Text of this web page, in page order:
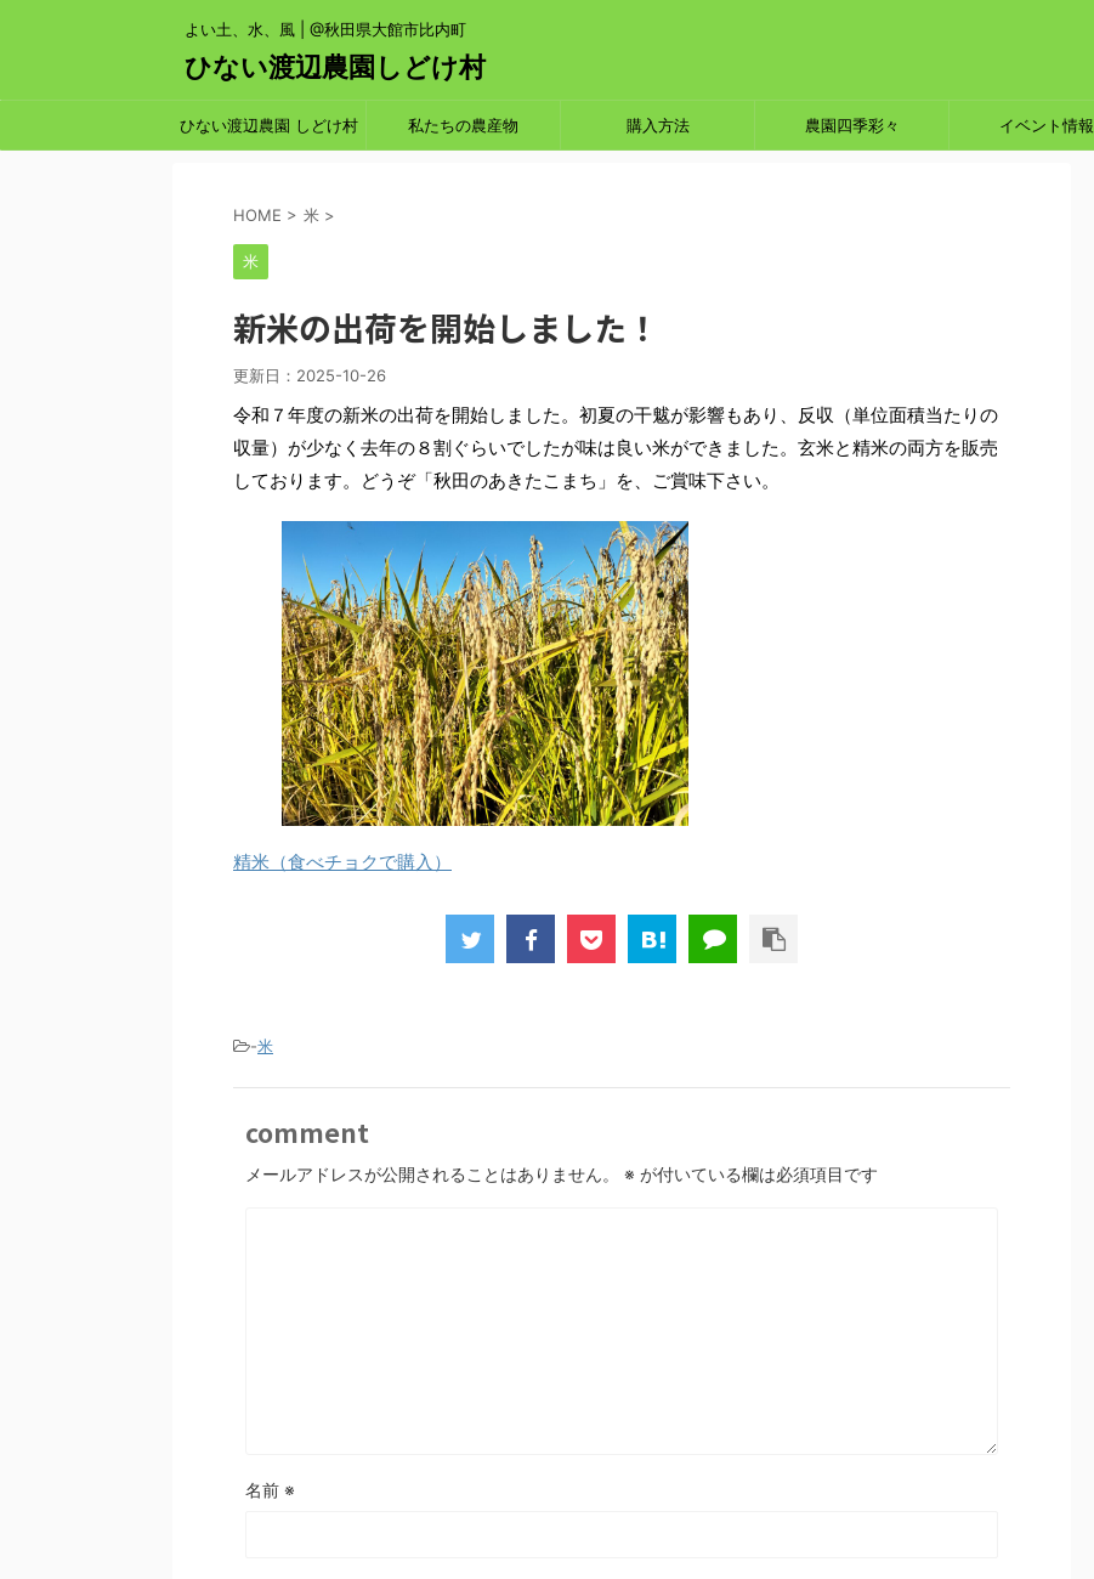
よい土、水、風 | @秋田県大館市比内町
ひない渡辺農園しどけ村
ひない渡辺農園 しどけ村 私たちの農産物 購入方法 農園四季彩々 イベント情報
HOME > 米 >
米
新米の出荷を開始しました！
更新日： 2025-10-26
令和７年度の新米の出荷を開始しました。初夏の干魃が影響もあり、反収（単位面積当たりの
収量）が少なく去年の８割ぐらいでしたが味は良い米ができました。玄米と精米の両方を販売
しております。どうぞ「秋田のあきたこまち」を、ご賞味下さい。
精米（食べチョクで購入）
-米
comment
メールアドレスが公開されることはありません。 ※ が付いている欄は必須項目です
名前 ※